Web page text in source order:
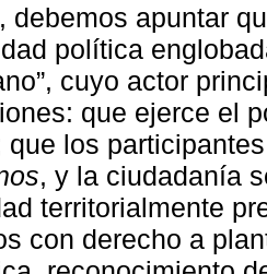
debemos apuntar
política
cuyo actor
que ejerce el
que los
, y la ciudadanía
territorialmente
con derecho a